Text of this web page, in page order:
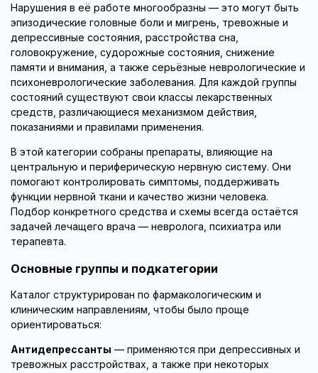
Нарушения в её работе многообразны — это могут быть
эпизодические головные боли и мигрень, тревожные и
депрессивные состояния, расстройства сна,
головокружение, судорожные состояния, снижение
памяти и внимания, а также серьёзные неврологические и
психоневрологические заболевания. Для каждой группы
состояний существуют свои классы лекарственных
средств, различающиеся механизмом действия,
показаниями и правилами применения.
В этой категории собраны препараты, влияющие на
центральную и периферическую нервную систему. Они
помогают контролировать симптомы, поддерживать
функции нервной ткани и качество жизни человека.
Подбор конкретного средства и схемы всегда остаётся
задачей лечащего врача — невролога, психиатра или
терапевта.
Основные группы и подкатегории
Каталог структурирован по фармакологическим и
клиническим направлениям, чтобы было проще
ориентироваться:
Антидепрессанты — применяются при депрессивных и
тревожных расстройствах, а также при некоторых